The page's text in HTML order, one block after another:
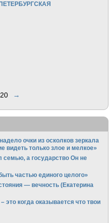
→
очки из осколков зеркала
видеть только злое и мелкое»
семью, а государство Он не
частью единого целого»
— вечность (Екатерина
когда оказывается что твои